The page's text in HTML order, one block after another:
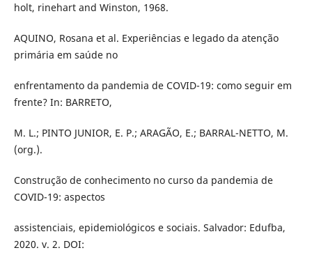
holt, rinehart and Winston, 1968.
AQUINO, Rosana et al. Experiências e legado da atenção
primária em saúde no
enfrentamento da pandemia de COVID-19: como seguir em
frente? In: BARRETO,
M. L.; PINTO JUNIOR, E. P.; ARAGÃO, E.; BARRAL-NETTO, M.
(org.).
Construção de conhecimento no curso da pandemia de
COVID-19: aspectos
assistenciais, epidemiológicos e sociais. Salvador: Edufba,
2020. v. 2. DOI: